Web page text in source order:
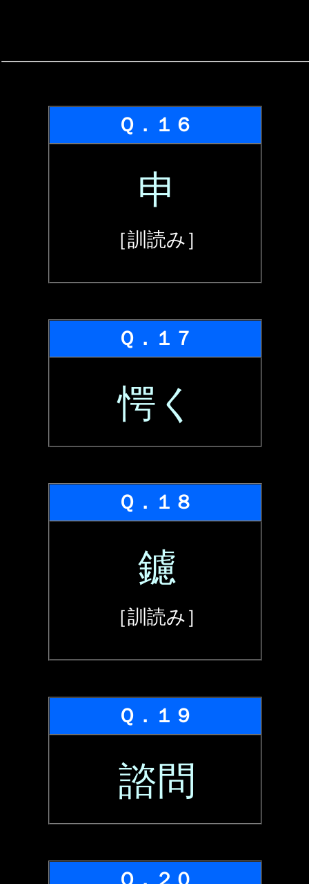
Ｑ．１６
申
［訓読み］
Ｑ．１７
愕く
Ｑ．１８
鑢
［訓読み］
Ｑ．１９
諮問